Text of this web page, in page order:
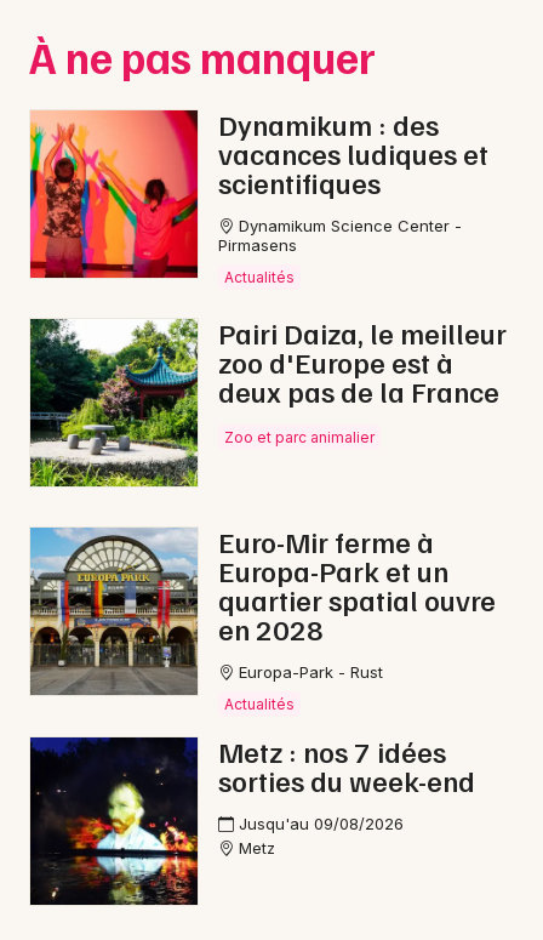
Concerts
Sports
Soirées
Sorties famille
Expos
Sorties & loisirs
Conférences en Moselle
Conférences en Lorraine
Newsletter des sorties
Actus à Freyming-Merlebach
Magazine à Freyming-Merlebach
Nice
Strasbourg
Toulouse
Toutes les villes
À ne pas manquer
Dynamikum : des
vacances ludiques et
scientifiques
Dynamikum Science Center -
Pirmasens
Actualités
Pairi Daiza, le meilleur
zoo d'Europe est à
deux pas de la France
Zoo et parc animalier
Euro-Mir ferme à
Europa-Park et un
quartier spatial ouvre
en 2028
Europa-Park - Rust
Actualités
Metz : nos 7 idées
sorties du week-end
Jusqu'au 09/08/2026
Metz